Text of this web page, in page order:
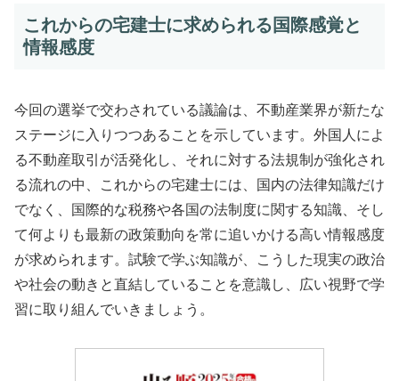
これからの宅建士に求められる国際感覚と
情報感度
今回の選挙で交わされている議論は、不動産業界が新たな
ステージに入りつつあることを示しています。外国人によ
る不動産取引が活発化し、それに対する法規制が強化され
る流れの中、これからの宅建士には、国内の法律知識だけ
でなく、国際的な税務や各国の法制度に関する知識、そし
て何よりも最新の政策動向を常に追いかける高い情報感度
が求められます。試験で学ぶ知識が、こうした現実の政治
や社会の動きと直結していることを意識し、広い視野で学
習に取り組んでいきましょう。